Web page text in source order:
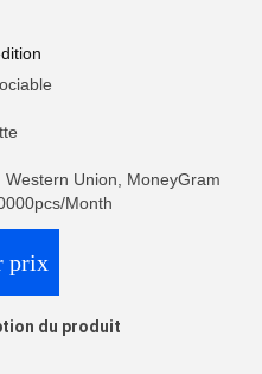
Union, MoneyGram
Month
prix
du produit